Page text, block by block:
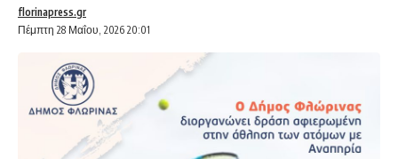
Πέμπτη 28 Μαΐου, 2026 20:01
florinapress.gr